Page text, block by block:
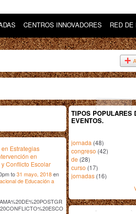
CENTROS INNOVADORES RED DE
Estrategias
en
Conflicto Escolar
to31 mayo, 2018en
de Educación a
TIPOS POPULARES
EVENTOS.
jornada (48)
congreso (42)
de (28)
curso (17)
jornadas (16)
mayo 2018